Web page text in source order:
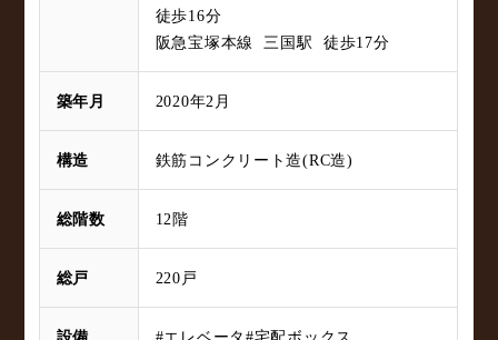
徒歩16分
阪急宝塚本線 三国駅 徒歩17分
築年月 2020年2月
構造 鉄筋コンクリート造(RC造)
総階数 12階
総戸 220戸